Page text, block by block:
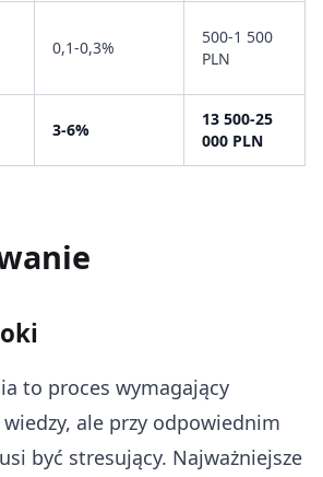
0,1-0,3%
500-1 500
PLN
3-6%
13 500-25
000 PLN
to proces wymagający
ale przy odpowiednim
być stresujący. Najważniejsze